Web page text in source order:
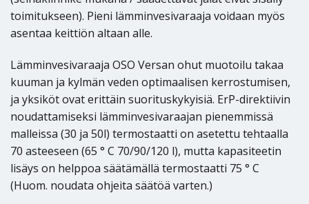
toimitukseen). Pieni lämminvesivaraaja voidaan myös
asentaa keittiön altaan alle.
Lämminvesivaraaja OSO Versan ohut muotoilu takaa
kuuman ja kylmän veden optimaalisen kerrostumisen,
ja yksiköt ovat erittäin suorituskykyisiä. ErP-direktiivin
noudattamiseksi lämminvesivaraajan pienemmissä
malleissa (30 ja 50l) termostaatti on asetettu tehtaalla
70 asteeseen (65 ° C 70/90/120 l), mutta kapasiteetin
lisäys on helppoa säätämällä termostaatti 75 ° C
(Huom. noudata ohjeita säätöä varten.)